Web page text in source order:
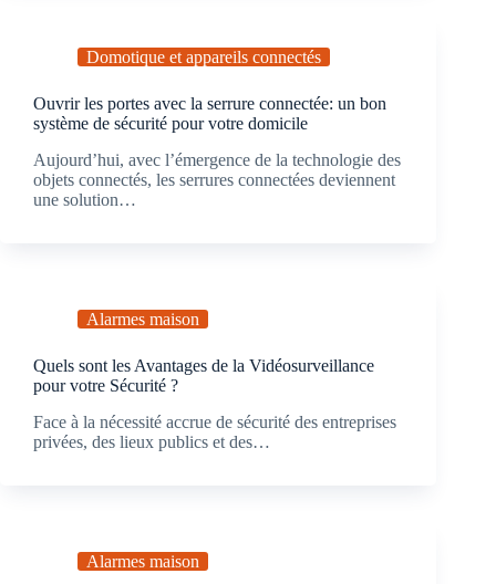
Domotique et appareils connectés
Ouvrir les portes avec la serrure connectée: un bon
système de sécurité pour votre domicile
Aujourd’hui, avec l’émergence de la technologie des
objets connectés, les serrures connectées deviennent
une solution…
Alarmes maison
Quels sont les Avantages de la Vidéosurveillance
pour votre Sécurité ?
Face à la nécessité accrue de sécurité des entreprises
privées, des lieux publics et des…
Alarmes maison